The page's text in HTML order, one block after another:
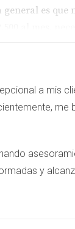
es que
pueden
a mis
me
y